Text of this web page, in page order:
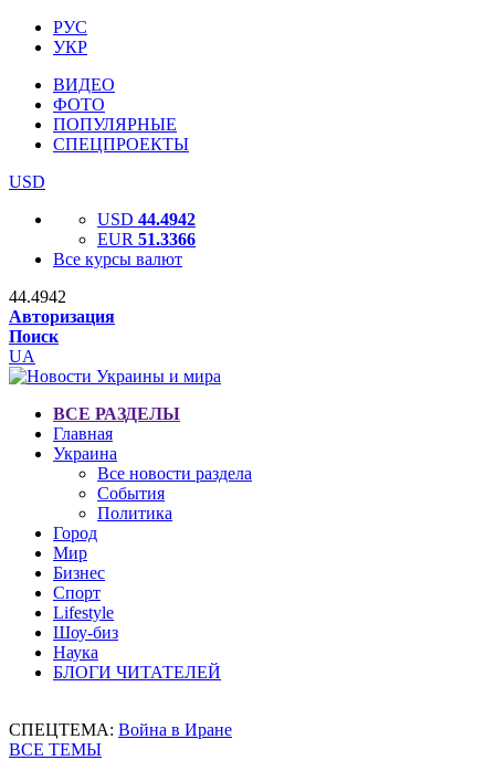
РУС
УКР
ВИДЕО
ФОТО
ПОПУЛЯРНЫЕ
СПЕЦПРОЕКТЫ
USD
USD 44.4942
EUR 51.3366
Все курсы валют
44.4942
Авторизация
Поиск
UA
ВСЕ РАЗДЕЛЫ
Главная
Украина
Все новости раздела
События
Политика
Город
Мир
Бизнес
Спорт
Lifestyle
Шоу-биз
Наука
БЛОГИ ЧИТАТЕЛЕЙ
СПЕЦТЕМА: Война в Иране
ВСЕ ТЕМЫ